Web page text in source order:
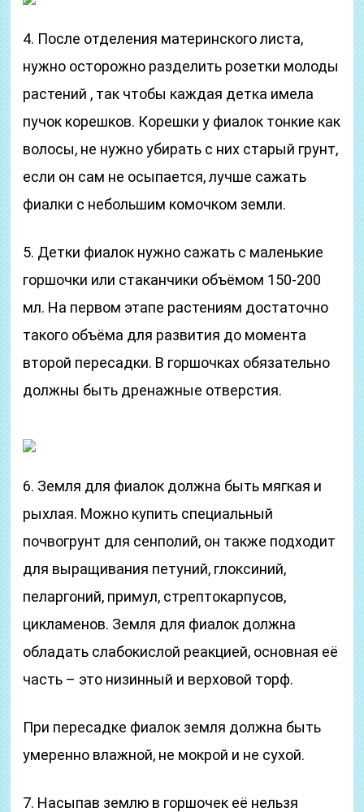
4. После отделения материнского листа,
нужно осторожно разделить розетки молоды
растений , так чтобы каждая детка имела
пучок корешков. Корешки у фиалок тонкие как
волосы, не нужно убирать с них старый грунт,
если он сам не осыпается, лучше сажать
фиалки с небольшим комочком земли.
5. Детки фиалок нужно сажать с маленькие
горшочки или стаканчики объёмом 150-200
мл. На первом этапе растениям достаточно
такого объёма для развития до момента
второй пересадки. В горшочках обязательно
должны быть дренажные отверстия.
6. Земля для фиалок должна быть мягкая и
рыхлая. Можно купить специальный
почвогрунт для сенполий, он также подходит
для выращивания петуний, глоксиний,
пеларгоний, примул, стрептокарпусов,
цикламенов. Земля для фиалок должна
обладать слабокислой реакцией, основная её
часть – это низинный и верховой торф.
При пересадке фиалок земля должна быть
умеренно влажной, не мокрой и не сухой.
7. Насыпав землю в горшочек её нельзя